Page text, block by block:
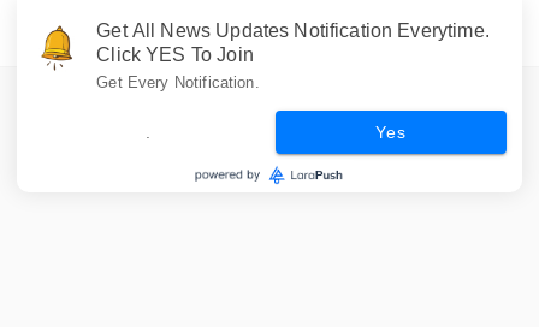
Get All News Updates Notification Everytime.
Click YES To Join
Get Every Notification.
Yes